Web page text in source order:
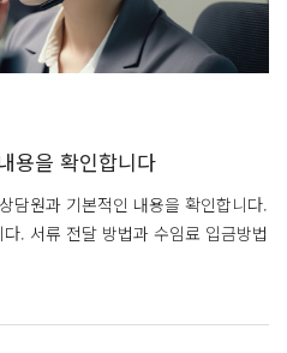
용을 확인합니다
담원과 기본적인 내용을 확인합니다.
. 서류 전달 방법과 수임료 입금방법